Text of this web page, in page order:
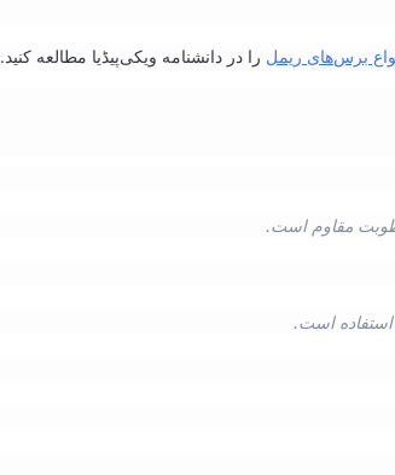
برس‌های ریمل را در دانشنامه ویکی‌پیڈیا مطالعه کنید.
است.